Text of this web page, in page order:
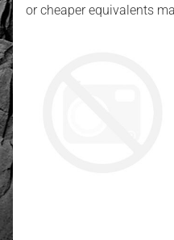
or cheaper equivalents